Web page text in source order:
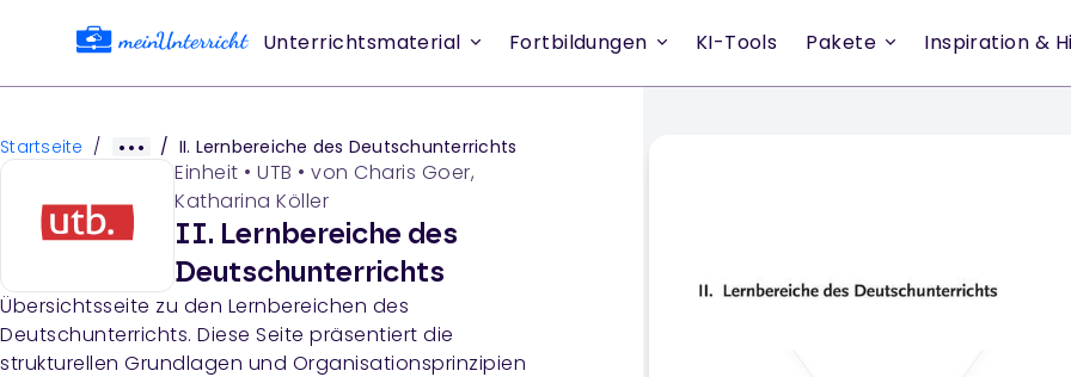
Unterrichtsmaterial Fortbildungen KI-Tools Pakete Inspiration &
Startseite / / II. Lernbereiche des Deutschunterrichts
Einheit • UTB • von Charis Goer,
Katharina Köller
II. Lernbereiche des
Deutschunterrichts
Übersichtsseite zu den Lernbereichen des
Deutschunterrichts. Diese Seite präsentiert die
strukturellen Grundlagen und Organisationsprinzipien